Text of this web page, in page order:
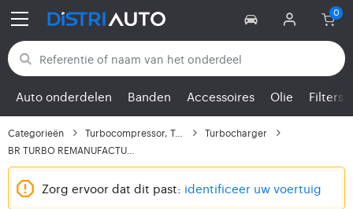
Terug naar categorieën
Auto onderdelen Banden Accessoires Olie Filters
Categorieën Turbocompressor, Turbo
Turbocharger
Zorg ervoor dat dit past: identificeer uw voertuig